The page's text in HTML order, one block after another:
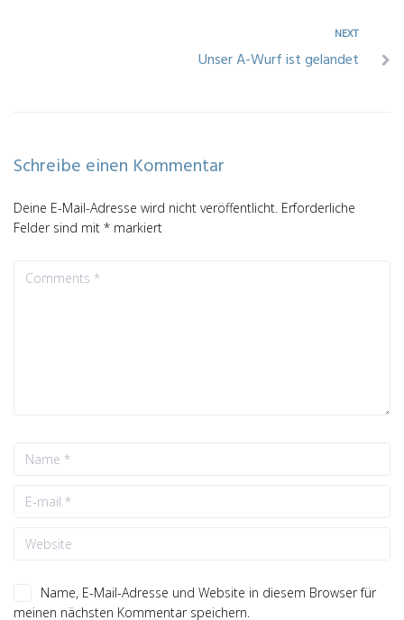
NEXT
Unser A-Wurf ist gelandet
Schreibe einen Kommentar
Deine E-Mail-Adresse wird nicht veröffentlicht. Erforderliche
Felder sind mit * markiert
Name, E-Mail-Adresse und Website in diesem Browser für
meinen nächsten Kommentar speichern.